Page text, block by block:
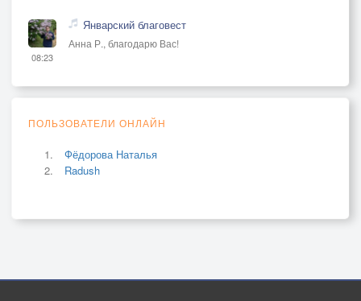
08:23
Январский благовест
Анна Р., благодарю Вас!
ПОЛЬЗОВАТЕЛИ ОНЛАЙН
Фёдорова Наталья
Radush